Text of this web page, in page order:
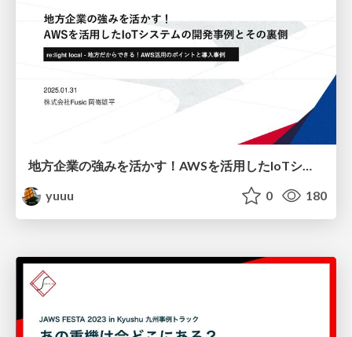
地方企業の強みを活かす！AWSを活用したIoTシステムの開発事例とその裏側
yuuu
0 180